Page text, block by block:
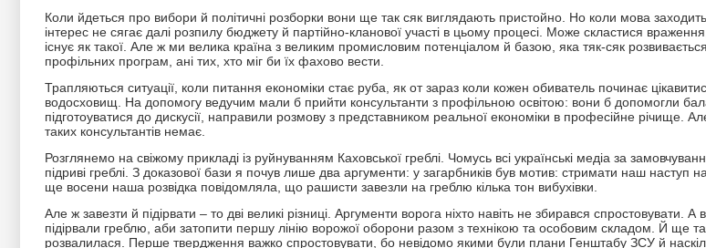
Коли йдеться про вибори й політичні розборки вони ще так сяк виглядають пристойно. Но коли мова заходить
інтерес не сягає далі розпилу бюджету й партійно-кланової участі в цьому процесі. Може скластися
існує як такої. Але ж ми велика країна з великим промисловим потенціалом й базою, яка тяк-сяк
профільних програм, ані тих, хто міг би їх фахово вести.
Трапляються ситуації, коли питання економіки стає руба, як от зараз коли кожен обиватель починає
водосховищ. На допомогу ведучим мали б прийти консультанти з профільною освітою: вони б допомогли
підготоуватися до дискусії, направили розмову з представником реальної економіки в професійне річище.
таких консультантів немає.
Розглянемо на свіжому прикладі із руйнуванням Каховської греблі. Чомусь всі українські медіа за
підриві греблі. З доказової бази я почув лише два аргументи: у загарбників був мотив: стримати наш наступ
ще восени наша розвідка повідомляла, що рашисти завезли на греблю кілька тон вибухівки.
Але ж завезти й підірвати – то дві великі різниці. Аргументи ворога ніхто навіть не збирався спростовувати. А
підірвали греблю, аби затопити першу лінію ворожої оборони разом з технікою та особовим складом. Й ще
розвалилася. Перше твердження важко спростовувати, бо невідомо якими були плани Генштабу ЗСУ й